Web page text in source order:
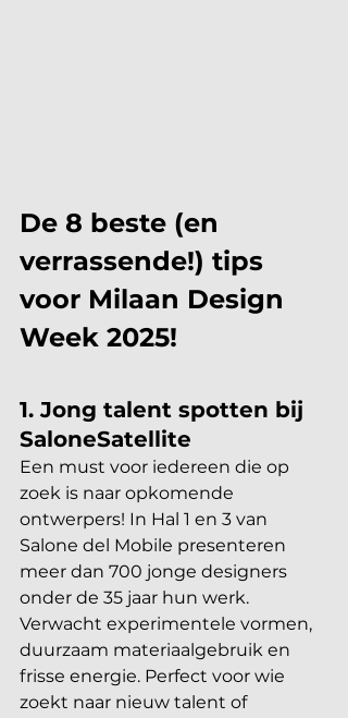
De 8 beste (en
verrassende!) tips
voor Milaan Design
Week 2025!
1. Jong talent spotten bij
SaloneSatellite
Een must voor iedereen die op
zoek is naar opkomende
ontwerpers! In Hal 1 en 3 van
Salone del Mobile presenteren
meer dan 700 jonge designers
onder de 35 jaar hun werk.
Verwacht experimentele vormen,
duurzaam materiaalgebruik en
frisse energie. Perfect voor wie
zoekt naar nieuw talent of